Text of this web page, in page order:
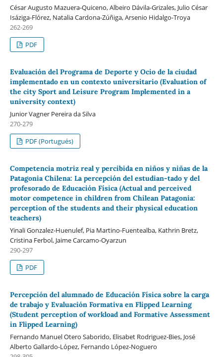
César Augusto Mazuera-Quiceno, Albeiro Dávila-Grizales, Julio César
Isáziga-Flórez, Natalia Cardona-Zúñiga, Arsenio Hidalgo-Troya
262-269
PDF
Evaluación del Programa de Deporte y Ocio de la ciudad
implementado en un contexto universitario (Evaluation of
the city Sport and Leisure Program Implemented in a
university context)
Junior Vagner Pereira da Silva
270-279
PDF (Portugués)
Competencia motriz real y percibida en niños y niñas de la
Patagonia Chilena: La percepción del estudian-tado y del
profesorado de Educación Física (Actual and perceived
motor competence in children from Chilean Patagonia:
perception of the students and their physical education
teachers)
Yinali Gonzalez-Huenulef, Pia Martino-Fuentealba, Kathrin Bretz,
Cristina Ferbol, Jaime Carcamo-Oyarzun
290-297
PDF
Percepción del alumnado de Educación Física sobre la carga
de trabajo y Evaluación Formativa en Flipped Learning
(Student perception of workload and Formative Assessment
in Flipped Learning)
Fernando Manuel Otero Saborido, Elisabet Rodriguez-Bies, José
Alberto Gallardo-López, Fernando López-Noguero